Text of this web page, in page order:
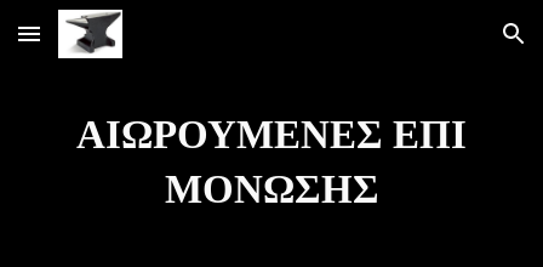
Skip to main content Skip to navigation
ΑΙΩΡΟΥΜΕΝΕΣ ΕΠΙ
ΜΟΝΩΣΗΣ